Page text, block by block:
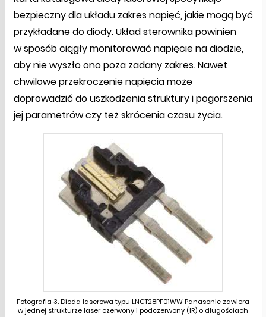
bezpieczny dla układu zakres napięć, jakie mogą być
przykładane do diody. Układ sterownika powinien
w sposób ciągły monitorować napięcie na diodzie,
aby nie wyszło ono poza zadany zakres. Nawet
chwilowe przekroczenie napięcia może
doprowadzić do uszkodzenia struktury i pogorszenia
jej parametrów czy też skrócenia czasu życia.
Fotografia 3. Dioda laserowa typu LNCT28PF01WW Panasonic zawiera
w jednej strukturze laser czerwony i podczerwony (IR) o długościach